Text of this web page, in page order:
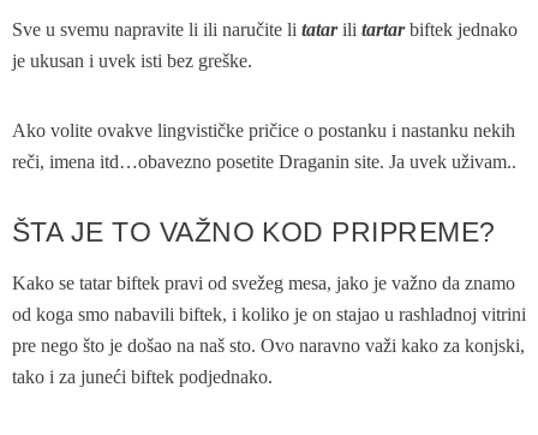
Sve u svemu napravite li ili naručite li tatarili tartarbiftek jednako
je ukusan i uvek isti bez greške.
Ako volite ovakve lingvističke pričice o postanku i nastanku nekih
reči, imena itd…obavezno posetite Draganin site. Ja uvek uživam..
ŠTA JE TO VAŽNO KOD PRIPREME?
Kako se tatar biftek pravi od svežeg mesa, jako je važno da znamo
od koga smo nabavili biftek, i koliko je on stajao u rashladnoj vitrini
pre nego što je došao na naš sto. Ovo naravno važi kako za konjski,
tako i za juneći biftek podjednako.